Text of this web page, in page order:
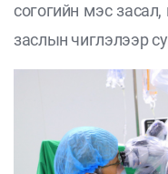
согогийн мэс
заслын чиглэлээр